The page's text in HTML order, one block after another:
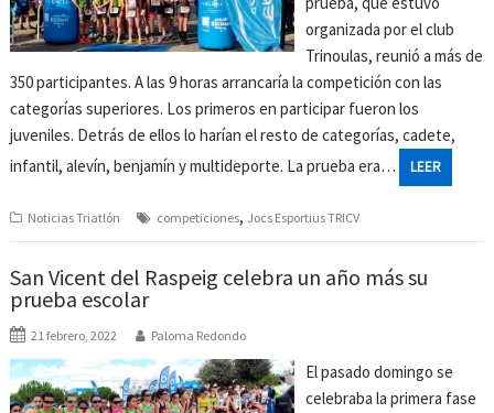
organizada por el club
Trinoulas, reunió a más de
350 participantes. A las 9 horas arrancaría la competición con las
categorías superiores. Los primeros en participar fueron los
juveniles. Detrás de ellos lo harían el resto de categorías, cadete,
infantil, alevín, benjamín y multideporte. La prueba era…
LEER
Noticias Triatlón competiciones, Jocs Esportius TRICV
San Vicent del Raspeig celebra un año más su
prueba escolar
21 febrero, 2022 Paloma Redondo
El pasado domingo se
celebraba la primera fase